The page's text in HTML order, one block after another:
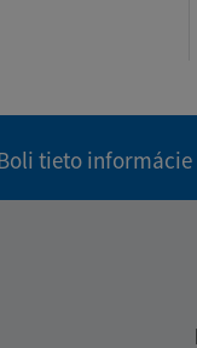
tieto informácie